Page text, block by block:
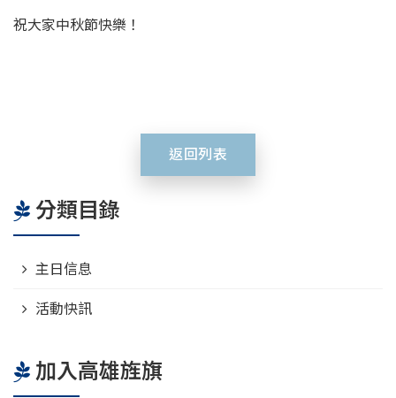
祝大家中秋節快樂！
返回列表
分類目錄
主日信息
活動快訊
加入高雄旌旗